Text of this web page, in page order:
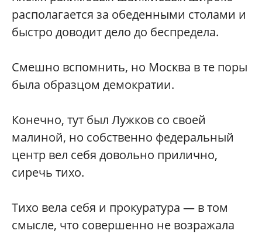
располагается за обеденными столами и
быстро доводит дело до беспредела.
Смешно вспомнить, но Москва в те поры
была образцом демократии.
Конечно, тут был Лужков со своей
малиной, но собственно федеральный
центр вел себя довольно прилично,
сиречь тихо.
Тихо вела себя и прокуратура — в том
смысле, что совершенно не возражала